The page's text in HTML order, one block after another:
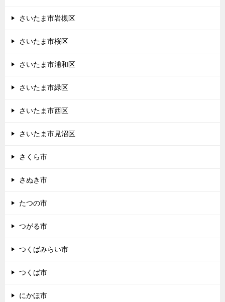
さいたま市岩槻区
さいたま市桜区
さいたま市浦和区
さいたま市緑区
さいたま市西区
さいたま市見沼区
さくら市
さぬき市
たつの市
つがる市
つくばみらい市
つくば市
にかほ市